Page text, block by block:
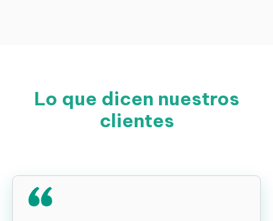
Lo que dicen nuestros
clientes